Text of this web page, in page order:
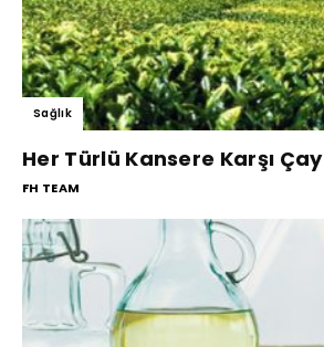
Sağlık
Her Türlü Kansere Karşı Çay
FH TEAM